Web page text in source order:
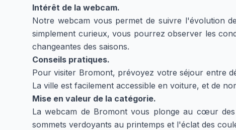
Intérêt de la webcam.
Notre webcam vous permet de suivre l'évolution
simplement curieux, vous pourrez observer les
changeantes des saisons.
Conseils pratiques.
Pour visiter Bromont, prévoyez votre séjour entre
La ville est facilement accessible en voiture, et de
Mise en valeur de la catégorie.
La webcam de Bromont vous plonge au cœur
sommets verdoyants au printemps et l'éclat des